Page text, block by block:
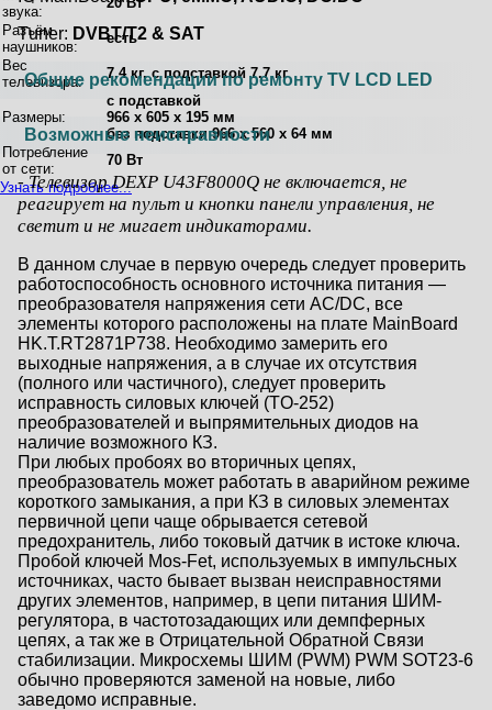
звука:
Разъём
наушников:
есть
Вес
телевизора:
7.4 кг, с подставкой 7.7 кг
Размеры:
с подставкой
966 x 605 x 195 мм
без подставки 966 x 560 x 64 мм
Потребление
от сети:
70 Вт
Узнать подробнее...
Тuner: DVBT/T2 & SAT
Общие рекомендации по ремонту TV LCD LED
Возможные неисправности
- Телевизор DEXP U43F8000Q не включается, не
реагирует на пульт и кнопки панели управления, не
светит и не мигает индикаторами.
В данном случае в первую очередь следует проверить
работоспособность основного источника питания —
преобразователя напряжения сети AC/DC, все
элементы которого расположены на плате MainBoard
HK.T.RT2871P738. Необходимо замерить его
выходные напряжения, а в случае их отсутствия
(полного или частичного), следует проверить
исправность силовых ключей (TO-252)
преобразователей и выпрямительных диодов на
наличие возможного КЗ.
При любых пробоях во вторичных цепях,
преобразователь может работать в аварийном режиме
короткого замыкания, а при КЗ в силовых элементах
первичной цепи чаще обрывается сетевой
предохранитель, либо токовый датчик в истоке ключа.
Пробой ключей Mos-Fet, используемых в импульсных
источниках, часто бывает вызван неисправностями
других элементов, например, в цепи питания ШИМ-
регулятора, в частотозадающих или демпферных
цепях, а так же в Отрицательной Обратной Связи
стабилизации. Микросхемы ШИМ (PWM) PWM SOT23-6
обычно проверяются заменой на новые, либо
заведомо исправные.